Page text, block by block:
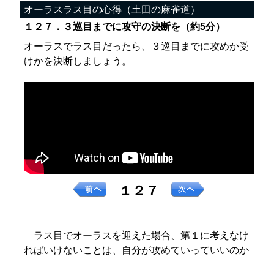
オーラスラス目の心得（土田の麻雀道）
１２７．３巡目までに攻守の決断を（約5分）
オーラスでラス目だったら、３巡目までに攻めか受
けかを決断しましょう。
１２７
ラス目でオーラスを迎えた場合、第１に考えなけ
ればいけないことは、自分が攻めていっていいのか